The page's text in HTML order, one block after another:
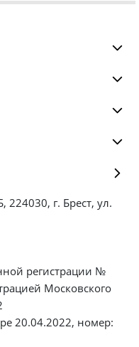
г. Брест, ул.
регистрации №
Московского
20.04.2022, номер: